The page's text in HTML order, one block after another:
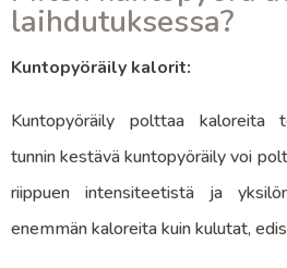
laihdutuksessa?
Kuntopyöräily kalorit:
Kuntopyöräily polttaa kaloreita
tunnin kestävä kuntopyöräily voi
riippuen intensiteetistä ja
enemmän kaloreita kuin kulutat,